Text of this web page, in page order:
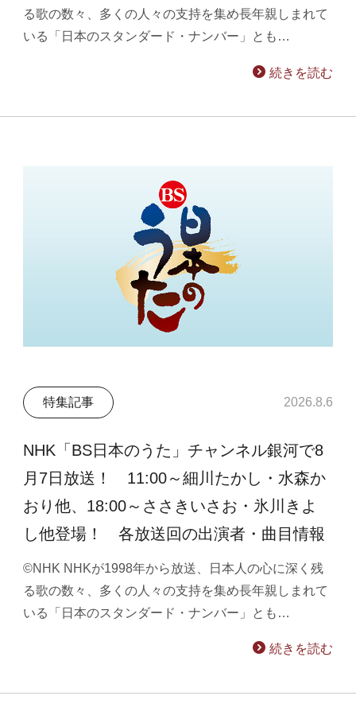
る歌の数々、多くの人々の支持を集め長年親しまれて
いる「日本のスタンダード・ナンバー」とも…
続きを読む
特集記事 2026.8.6
NHK「BS日本のうた」チャンネル銀河で8
月7日放送！ 11:00～細川たかし・水森か
おり他、18:00～ささきいさお・氷川きよ
し他登場！ 各放送回の出演者・曲目情報
©NHK NHKが1998年から放送、日本人の心に深く残
る歌の数々、多くの人々の支持を集め長年親しまれて
いる「日本のスタンダード・ナンバー」とも…
続きを読む